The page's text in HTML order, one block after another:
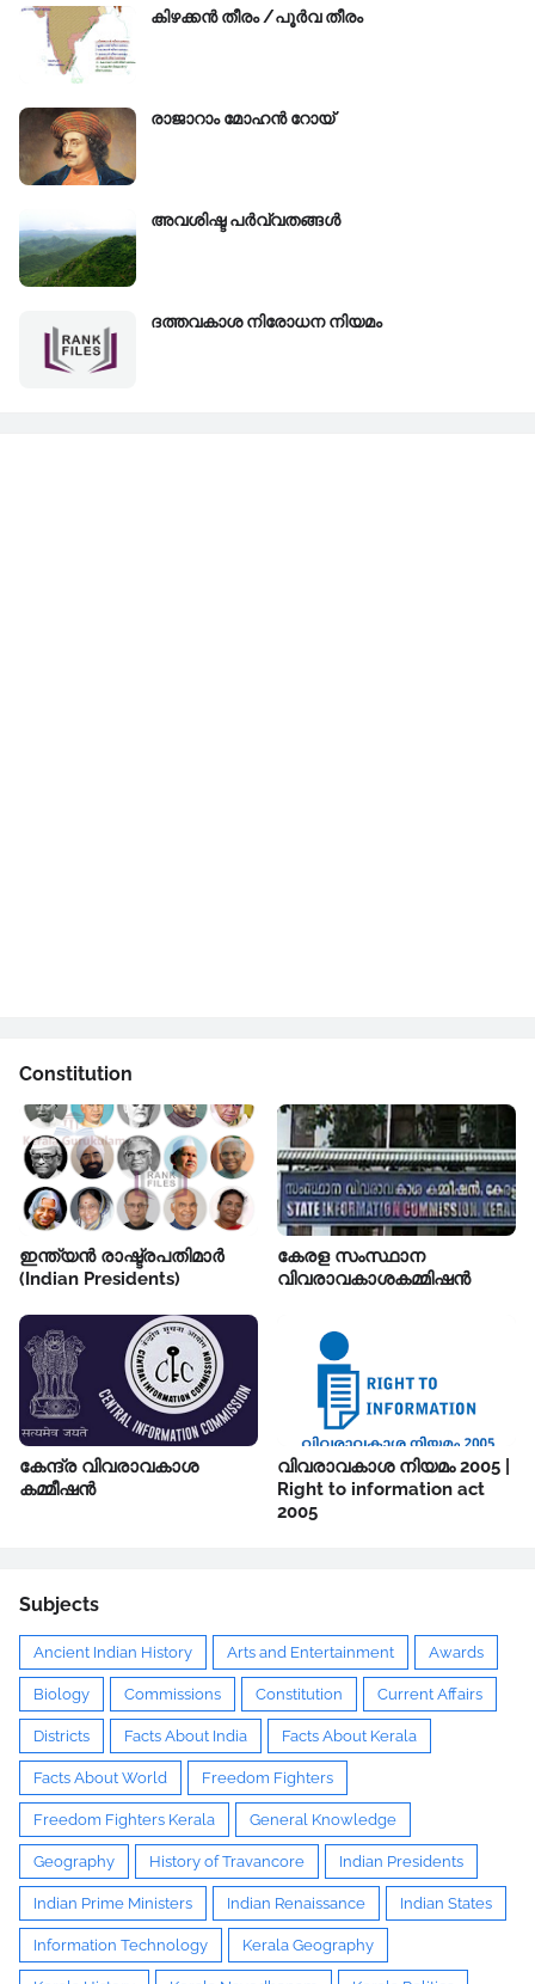
കിഴക്കന്‍ തീരം /പൂർവ തീരം
രാജാറാം മോഹൻ റോയ്‌
അവശിഷ്ട പർവ്വതങ്ങൾ
ദത്തവകാശ നിരോധന നിയമം
Constitution
ഇന്ത്യൻ രാഷ്ട്രപതിമാർ
(Indian Presidents)
കേരള സംസ്ഥാന
വിവരാവകാശകമ്മിഷൻ
കേന്ദ്ര വിവരാവകാശ
കമ്മീഷൻ
വിവരാവകാശ നിയമം 2005 |
Right to information act
2005
Subjects
Ancient Indian History Arts and Entertainment Awards
Biology Commissions Constitution Current Affairs
Districts Facts About India Facts About Kerala
Facts About World Freedom Fighters
Freedom Fighters Kerala General Knowledge
Geography History of Travancore Indian Presidents
Indian Prime Ministers Indian Renaissance Indian States
Information Technology Kerala Geography